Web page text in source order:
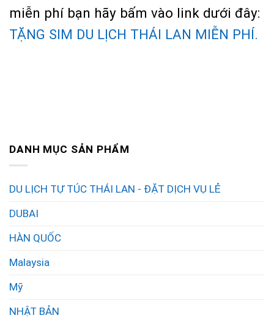
miễn phí bạn hãy bấm vào link dưới đây:
TẶNG SIM DU LỊCH THÁI LAN MIỄN PHÍ.
DANH MỤC SẢN PHẨM
DU LỊCH TỰ TÚC THÁI LAN - ĐẶT DỊCH VỤ LẺ
DUBAI
HÀN QUỐC
Malaysia
Mỹ
NHẬT BẢN